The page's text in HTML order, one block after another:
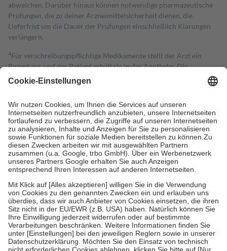
abweichen. Darüber hinaus können notwendige pharmazeutische
Prüfungen, die zu deiner Arzneimittelsicherheit dienen, die
Lieferfrist um die Dauer der Prüfungen einschließlich Klärungen
verlängern.
4Für verschreibungspflichtige Medikamente stellt der Arzt ein
Rezept aus und der Patient erhält sie in der Apotheke. Die
gesetzliche Krankenversicherung übernimmt in der Regel die
Kosten dafür, der Versicherte trägt einen Teil davon als Zuzahlung
Grundsätzlich leisten Mitglieder Zuzahlungen in Höhe von zehn
Prozent des Abgabepreises,mindestens jedochfünf Euround
höchstens zehn Euro.Es sind jedoch nie mehr als die tatsächlichen
Kosten der Leistung zu entrichten.
Diese Regeln gelten grundsätzlich auch für Online-Apotheken.
Bei Heilmitteln und häuslicher Krankenpflege beträgt die
Zuzahlung zehn Prozent der Kosten sowie zehn Euro je
Verordnung.
Um das Engagement der Versicherten für ihre eigene Gesundheit zu
stärken und die besondere Stellung der Familie zu unterstützen,
fallenkeine Zuzahlungenan bei:
• Kindern und Jugendlichen bis zum vollendeten 18. Lebensjahr
mit Ausnahme der Fahrkosten
• Untersuchungen zur Vorsorge und Früherkennung, die von der